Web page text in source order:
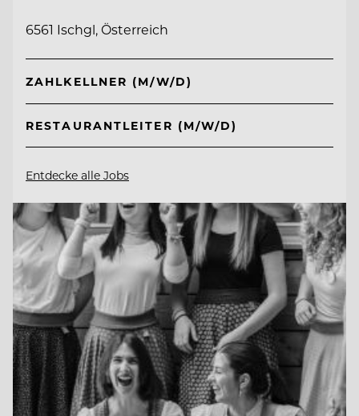
6561 Ischgl, Österreich
ZAHLKELLNER (M/W/D)
RESTAURANTLEITER (M/W/D)
Entdecke alle Jobs